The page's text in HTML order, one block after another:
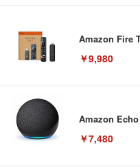
Amazon Fire
￥9,980
Amazon Echo
￥7,480